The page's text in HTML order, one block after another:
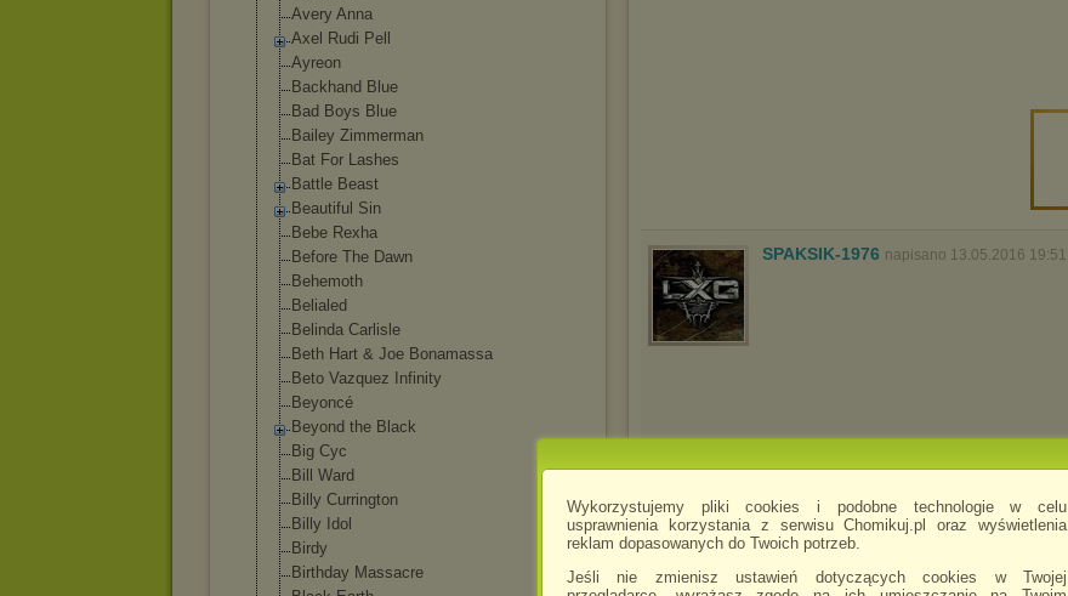
Wykorzystujemy pliki cookies i podobne technologie w celu
usprawnienia korzystania z serwisu Chomikuj.pl oraz wyświetlenia
reklam dopasowanych do Twoich potrzeb.
Jeśli nie zmienisz ustawień dotyczących cookies w Twojej
Avery Anna
Axel Rudi Pell
Ayreon
Backhand Blue
Bad Boys Blue
Bailey Zimmerman
Bat For Lashes
Battle Beast
Beautiful Sin
Bebe Rexha
Before The Dawn
Behemoth
Belialed
Belinda Carlisle
Beth Hart & Joe Bonamassa
Beto Vazquez Infinity
Beyoncé
Beyond the Black
Big Cyc
Bill Ward
Billy Currington
Billy Idol
Birdy
Birthday Massacre
SPAKSIK-1976 napisano 13.05.2016 19:51